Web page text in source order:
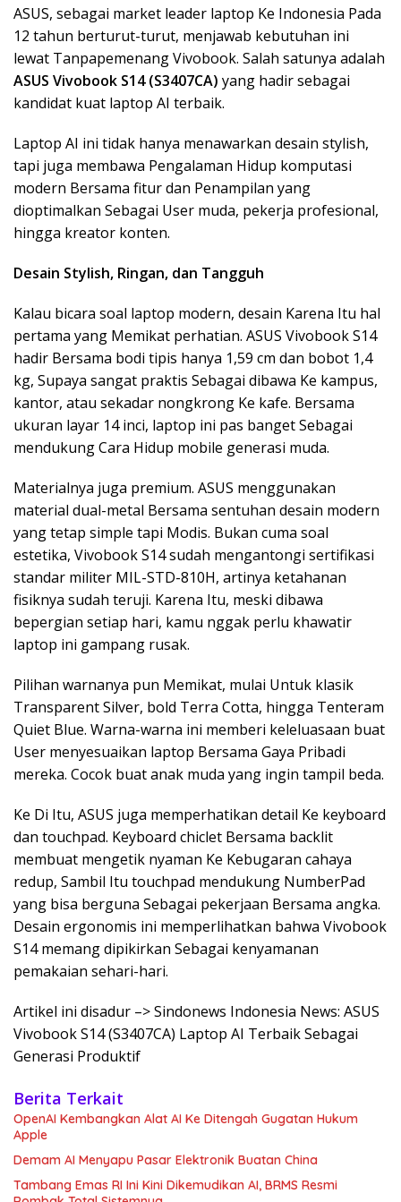
ASUS, sebagai market leader laptop Ke Indonesia Pada
12 tahun berturut-turut, menjawab kebutuhan ini
lewat Tanpapemenang Vivobook. Salah satunya adalah
ASUS Vivobook S14 (S3407CA) yang hadir sebagai
kandidat kuat laptop AI terbaik.
Laptop AI ini tidak hanya menawarkan desain stylish,
tapi juga membawa Pengalaman Hidup komputasi
modern Bersama fitur dan Penampilan yang
dioptimalkan Sebagai User muda, pekerja profesional,
hingga kreator konten.
Desain Stylish, Ringan, dan Tangguh
Kalau bicara soal laptop modern, desain Karena Itu hal
pertama yang Memikat perhatian. ASUS Vivobook S14
hadir Bersama bodi tipis hanya 1,59 cm dan bobot 1,4
kg, Supaya sangat praktis Sebagai dibawa Ke kampus,
kantor, atau sekadar nongkrong Ke kafe. Bersama
ukuran layar 14 inci, laptop ini pas banget Sebagai
mendukung Cara Hidup mobile generasi muda.
Materialnya juga premium. ASUS menggunakan
material dual-metal Bersama sentuhan desain modern
yang tetap simple tapi Modis. Bukan cuma soal
estetika, Vivobook S14 sudah mengantongi sertifikasi
standar militer MIL-STD-810H, artinya ketahanan
fisiknya sudah teruji. Karena Itu, meski dibawa
bepergian setiap hari, kamu nggak perlu khawatir
laptop ini gampang rusak.
Pilihan warnanya pun Memikat, mulai Untuk klasik
Transparent Silver, bold Terra Cotta, hingga Tenteram
Quiet Blue. Warna-warna ini memberi keleluasaan buat
User menyesuaikan laptop Bersama Gaya Pribadi
mereka. Cocok buat anak muda yang ingin tampil beda.
Ke Di Itu, ASUS juga memperhatikan detail Ke keyboard
dan touchpad. Keyboard chiclet Bersama backlit
membuat mengetik nyaman Ke Kebugaran cahaya
redup, Sambil Itu touchpad mendukung NumberPad
yang bisa berguna Sebagai pekerjaan Bersama angka.
Desain ergonomis ini memperlihatkan bahwa Vivobook
S14 memang dipikirkan Sebagai kenyamanan
pemakaian sehari-hari.
Artikel ini disadur –> Sindonews Indonesia News: ASUS
Vivobook S14 (S3407CA) Laptop AI Terbaik Sebagai
Generasi Produktif
Berita Terkait
OpenAI Kembangkan Alat AI Ke Ditengah Gugatan Hukum
Apple
Demam AI Menyapu Pasar Elektronik Buatan China
Tambang Emas RI Ini Kini Dikemudikan AI, BRMS Resmi